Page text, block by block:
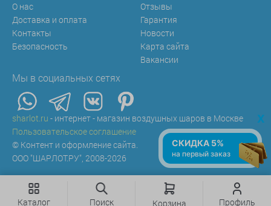
О нас
Доставка и оплата
Контакты
Безопасность
Отзывы
Гарантия
Новости
Карта сайта
Вакансии
Мы в социальных сетях
sharlot.ru - интернет - магазин воздушных шаров в Москве
Пользовательское соглашение
© Контент и оформление сайта.
ООО "ШАРЛОТ.РУ", 2008-2026
Каталог Поиск Корзина Профиль
x
СКИДКА 5%
на первый заказ